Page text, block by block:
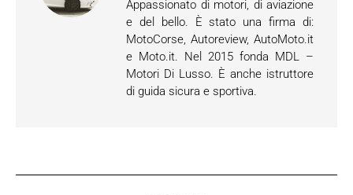
Appassionato di motori, di aviazione
e del bello. È stato una firma di:
MotoCorse, Autoreview, AutoMoto.it
e Moto.it. Nel 2015 fonda MDL –
Motori Di Lusso. È anche istruttore
di guida sicura e sportiva.